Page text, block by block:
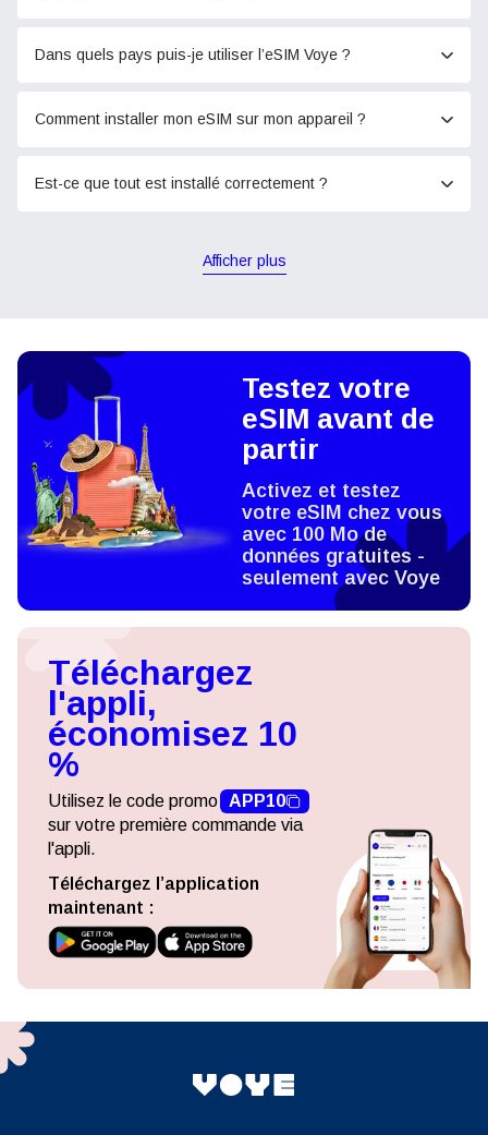
Dans quels pays puis-je utiliser l’eSIM Voye ?
Comment installer mon eSIM sur mon appareil ?
Est-ce que tout est installé correctement ?
Afficher plus
Testez votre
eSIM avant de
partir
Activez et testez
votre eSIM chez vous
avec 100 Mo de
données gratuites -
seulement avec Voye
Téléchargez
l'appli,
économisez 10
%
Utilisez le code promo APP10
sur votre première commande via
l'appli.
Téléchargez l’application
maintenant :